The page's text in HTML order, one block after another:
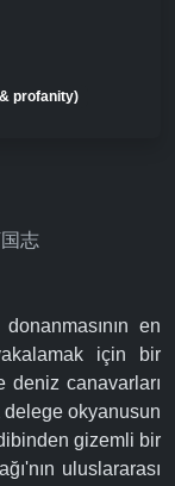
profanity)
志
en
için bir
canavarları
delege okyanusun
gizemli bir
uluslararası